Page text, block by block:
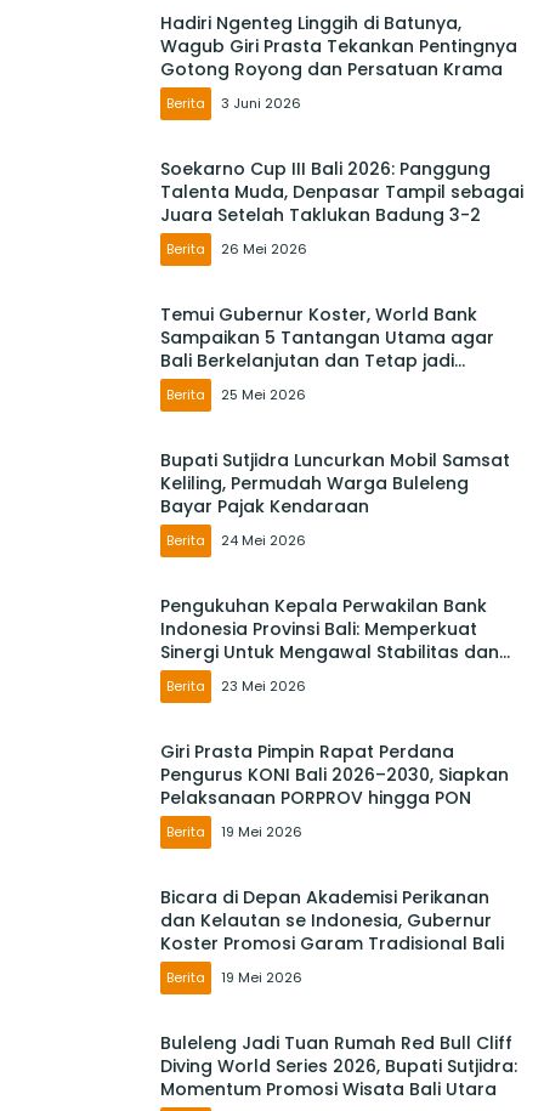
Hadiri Ngenteg Linggih di Batunya,
Wagub Giri Prasta Tekankan Pentingnya
Gotong Royong dan Persatuan Krama
Berita 3 Juni 2026
Soekarno Cup III Bali 2026: Panggung
Talenta Muda, Denpasar Tampil sebagai
Juara Setelah Taklukan Badung 3-2
Berita 26 Mei 2026
Temui Gubernur Koster, World Bank
Sampaikan 5 Tantangan Utama agar
Bali Berkelanjutan dan Tetap jadi
Primadona
Berita 25 Mei 2026
Bupati Sutjidra Luncurkan Mobil Samsat
Keliling, Permudah Warga Buleleng
Bayar Pajak Kendaraan
Berita 24 Mei 2026
Pengukuhan Kepala Perwakilan Bank
Indonesia Provinsi Bali: Memperkuat
Sinergi Untuk Mengawal Stabilitas dan
Mendorong Pertumbuhan Ekonomi Bali
Berita 23 Mei 2026
Giri Prasta Pimpin Rapat Perdana
Pengurus KONI Bali 2026–2030, Siapkan
Pelaksanaan PORPROV hingga PON
Berita 19 Mei 2026
Bicara di Depan Akademisi Perikanan
dan Kelautan se Indonesia, Gubernur
Koster Promosi Garam Tradisional Bali
Berita 19 Mei 2026
Buleleng Jadi Tuan Rumah Red Bull Cliff
Diving World Series 2026, Bupati Sutjidra:
Momentum Promosi Wisata Bali Utara